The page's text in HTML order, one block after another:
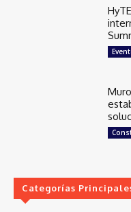
Categorías